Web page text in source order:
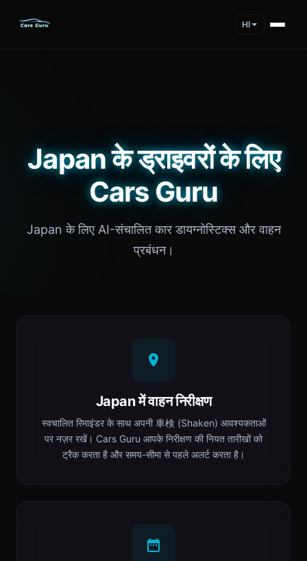
HI
Japan के ड्राइवरों के लिए
Cars Guru
Japan के लिए AI-संचालित कार डायग्नोस्टिक्स और वाहन
प्रबंधन।
Japan में वाहन निरीक्षण
स्वचालित रिमाइंडर के साथ अपनी 車検 (Shaken) आवश्यकताओं
पर नज़र रखें। Cars Guru आपके निरीक्षण की नियत तारीखों को
ट्रैक करता है और समय-सीमा से पहले अलर्ट करता है।